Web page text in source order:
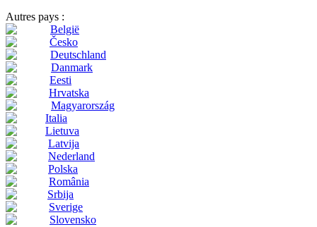
Autres pays :
België
Česko
Deutschland
Danmark
Eesti
Hrvatska
Magyarország
Italia
Lietuva
Latvija
Nederland
Polska
România
Srbija
Sverige
Slovensko